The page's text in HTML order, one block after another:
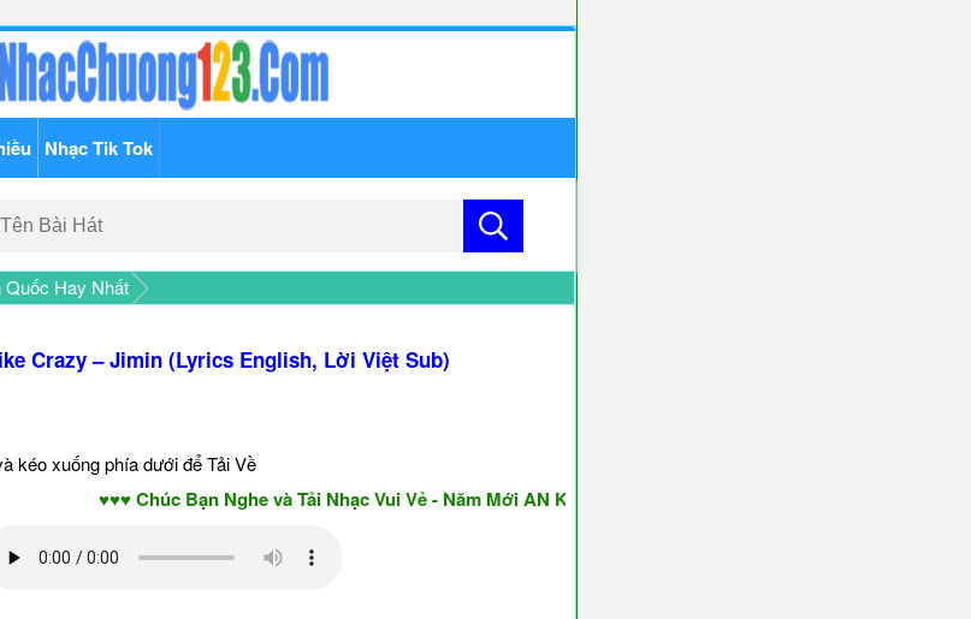
Nhạc Tik Tok
Quốc Hay Nhất
Crazy – Jimin (Lyrics English, Lời Việt Sub)
kéo xuống phía dưới để Tải Về
♥♥♥ Chúc Bạn Nghe và Tải Nhạc Vui Vẻ - Năm Mới AN KHANG & THỊNH VƯỢNG ♥♥♥